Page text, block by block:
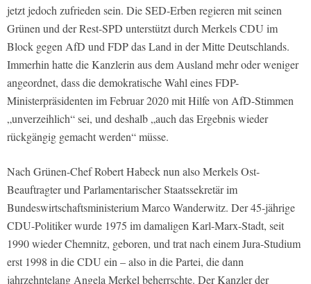
jetzt jedoch zufrieden sein. Die SED-Erben regieren mit seinen
Grünen und der Rest-SPD unterstützt durch Merkels CDU im
Block gegen AfD und FDP das Land in der Mitte Deutschlands.
Immerhin hatte die Kanzlerin aus dem Ausland mehr oder weniger
angeordnet, dass die demokratische Wahl eines FDP-
Ministerpräsidenten im Februar 2020 mit Hilfe von AfD-Stimmen
„unverzeihlich“ sei, und deshalb „auch das Ergebnis wieder
rückgängig gemacht werden“ müsse.
Nach Grünen-Chef Robert Habeck nun also Merkels Ost-
Beauftragter und Parlamentarischer Staatssekretär im
Bundeswirtschaftsministerium Marco Wanderwitz. Der 45-jährige
CDU-Politiker wurde 1975 im damaligen Karl-Marx-Stadt, seit
1990 wieder Chemnitz, geboren, und trat nach einem Jura-Studium
erst 1998 in die CDU ein – also in die Partei, die dann
jahrzehntelang Angela Merkel beherrschte. Der Kanzler der